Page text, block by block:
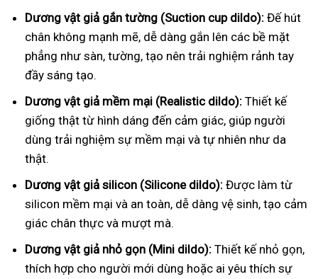
Dương vật giả gắn tường (Suction cup dildo): Đế hút
chân không mạnh mẽ, dễ dàng gắn lên các bề mặt
phẳng như sàn, tường, tạo nên trải nghiệm rảnh tay
đầy sáng tạo.
Dương vật giả mềm mại (Realistic dildo): Thiết kế
giống thật từ hình dáng đến cảm giác, giúp người
dùng trải nghiệm sự mềm mại và tự nhiên như da
thật.
Dương vật giả silicon (Silicone dildo): Được làm từ
silicon mềm mại và an toàn, dễ dàng vệ sinh, tạo cảm
giác chân thực và mượt mà.
Dương vật giả nhỏ gọn (Mini dildo): Thiết kế nhỏ gọn,
thích hợp cho người mới dùng hoặc ai yêu thích sự